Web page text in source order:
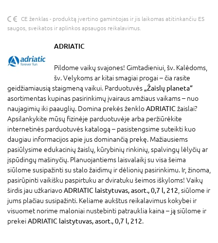
CE ženklas - produktą įvertino gamintojas ir jis laikomas atitinkančiu ES
saugos, sveikatos ir aplinkos apsaugos reikalavimus.
ADRIATIC
Pildome vaikų svajones! Gimtadieniui, šv. Kalėdoms,
šv. Velykoms ar kitai smagiai progai – čia rasite
geidžiamiausią staigmeną vaikui. Parduotuvės „Žaislų planeta“
asortimentas kupinas pasirinkimų įvairaus amžiaus vaikams – nuo
naujagimių iki paauglių. Domina prekės ženkloADRIATIC žaislai?
Apsilankykite mūsų fizinėje parduotuvėje arba peržiūrėkite
internetinės parduotuvės katalogą – pasistengsime suteikti kuo
daugiau informacijos apie jus dominančią prekę. Mažiausiems
pasiūlysime edukacinių žaislų, kūrybinių rinkinių, spalvingų lėlyčių ar
įspūdingų mašinyčių. Planuojantiems laisvalaikį su visa šeima
siūlome susipažinti su stalo žaidimų ir dėlionių pasirinkimu. Ir, žinoma,
pasirūpinti vaikišku paspirtuku ar dviratuku šeimos iškyloms! Vaikų
širdis jau užkariavoADRIATIC laistytuvas, asort., 0,7 l, 212 , siūlome ir
jums plačiau susipažinti. Keliame aukštus reikalavimus kokybei ir
visuomet norime maloniai nustebinti patrauklia kaina – ją siūlome ir
prekeiADRIATIC laistytuvas, asort., 0,7 l, 212.